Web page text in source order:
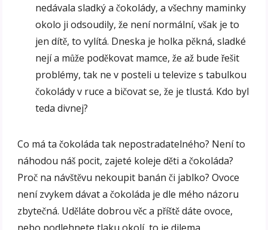
nedávala sladký a čokolády, a všechny maminky
okolo ji odsoudily, že není normální, však je to
jen dítě, to vylítá. Dneska je holka pěkná, sladké
nejí a může poděkovat mamce, že až bude řešit
problémy, tak ne v posteli u televize s tabulkou
čokolády v ruce a bičovat se, že je tlustá. Kdo byl
teda divnej?
Co má ta čokoláda tak nepostradatelného? Není to
náhodou náš pocit, zajeté koleje děti a čokoláda?
Proč na návštěvu nekoupit banán či jablko? Ovoce
není zvykem dávat a čokoláda je dle mého názoru
zbytečná. Uděláte dobrou věc a příště dáte ovoce,